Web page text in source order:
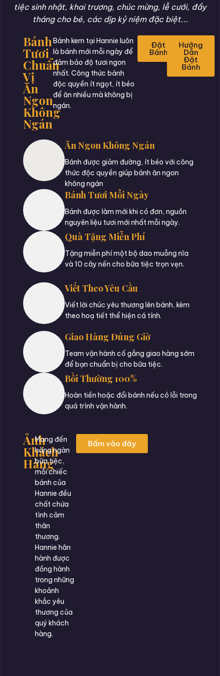
tiệc sinh nhật, khai trương, chúc mừng, lễ cưới, đầy
tháng cho bé, các dịp kỷ niệm đặc biệt...
Bánh
Tươi
Chuẩn
Vị
Ăn
Ngon
Không
Ngán
Bánh kem tại Hannie luôn
là bánh mới mỗi ngày để
đảm bảo độ tươi ngon
nhất. Công thức bánh
độc quyền ít ngọt, ít béo
để ăn nhiều mà không bị
ngán.
Đặt
Bánh
Hướng
Dẫn
Đặt
Bánh
Ăn Ngon Không Ngán
Bánh được giảm đường, ít béo với công
thức độc quyền giúp bánh ăn ngon
không ngán
Bánh Tươi Mỗi Ngày
Bánh được làm mới khi có đơn, nguồn
nguyên liệu tươi mới nhất mỗi ngày.
Quà Tặng Miễn Phí
Tặng miễn phí một bộ dao muỗng nĩa
và 10 cây nến cho bữa tiệc trọn vẹn.
Viết Theo Yêu Cầu
Viết lời chúc yêu thương lên bánh, kèm
theo hoạ tiết thể hiện cá tính.
Giao Hàng Đúng Giờ
Team vận hành cố gắng giao hàng sớm
để bạn chuẩn bị cho bữa tiệc.
Bồi Thường 100%
Hoàn tiền hoặc đổi bánh nếu có lỗi trong
quá trình vận hành.
Ảnh
Khách
Hàng
Mang đến
hàng ngàn
bữa tiệc,
mỗi chiếc
bánh của
Hannie đều
chất chứa
tình cảm
thân
thương.
Hannie hân
hành được
đồng hành
trong những
khoảnh
khắc yêu
thương của
quý khách
hàng.
Bấm vào đây